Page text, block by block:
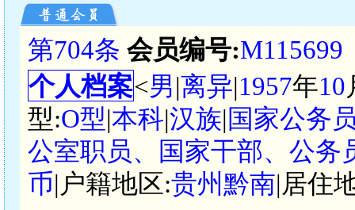
第704条 会员编号:M115699
个人档案<男|离异|1957年10
型:O型|本科|汉族| 国家公务
公室职员、国家干部、公务
币|户籍地区:贵州黔南|居住